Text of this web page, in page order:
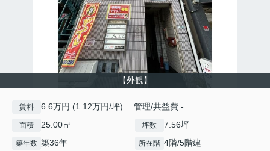
【外観】
賃料 6.6万円 (1.12万円/坪) 管理/共益費 -
面積 25.00㎡ 坪数 7.56坪
築年数 築36年 所在階 4階/5階建